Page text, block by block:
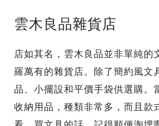
雲木良品雜貨店
店如其名，雲木良品並非單純的
羅萬有的雜貨店。除了簡約風文
品、小擺設和平價手袋供選購。
收納用品，種類非常多，而且款